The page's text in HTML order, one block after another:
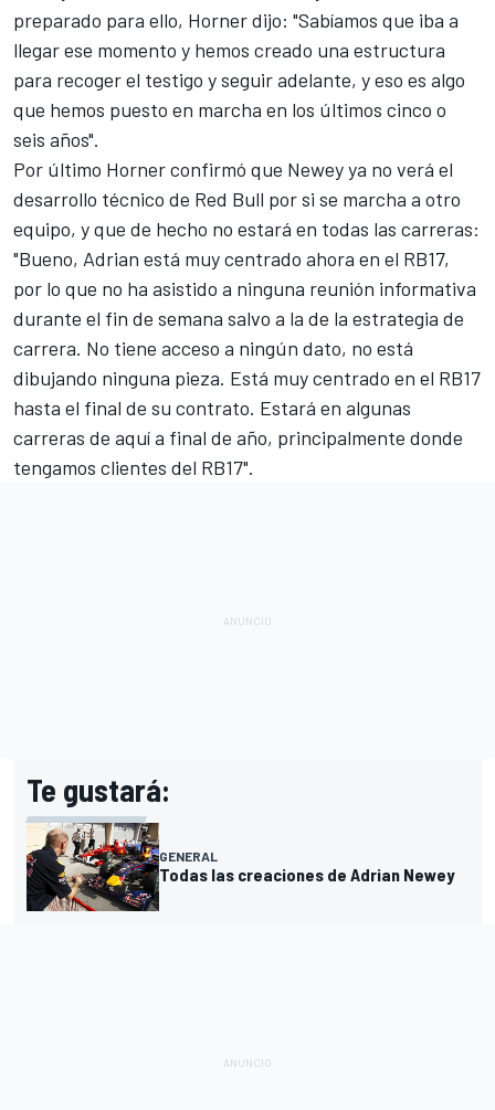
preparado para ello, Horner dijo: "Sabíamos que iba a
llegar ese momento y hemos creado una estructura
para recoger el testigo y seguir adelante, y eso es algo
que hemos puesto en marcha en los últimos cinco o
seis años".
Por último Horner confirmó que Newey ya no verá el
desarrollo técnico de Red Bull por si se marcha a otro
equipo, y que de hecho no estará en todas las carreras:
"Bueno, Adrian está muy centrado ahora en el RB17,
por lo que no ha asistido a ninguna reunión informativa
durante el fin de semana salvo a la de la estrategia de
carrera. No tiene acceso a ningún dato, no está
dibujando ninguna pieza. Está muy centrado en el RB17
hasta el final de su contrato. Estará en algunas
carreras de aquí a final de año, principalmente donde
tengamos clientes del RB17".
Te gustará:
GENERAL
Todas las creaciones de Adrian Newey